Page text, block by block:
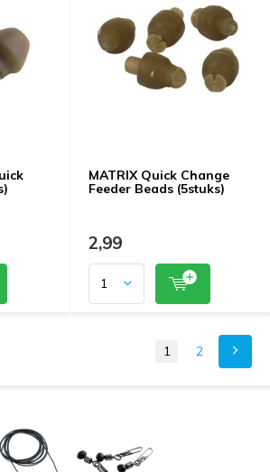
MATRIX Quick Change
Feeder Beads (5stuks)
2,99
1 2